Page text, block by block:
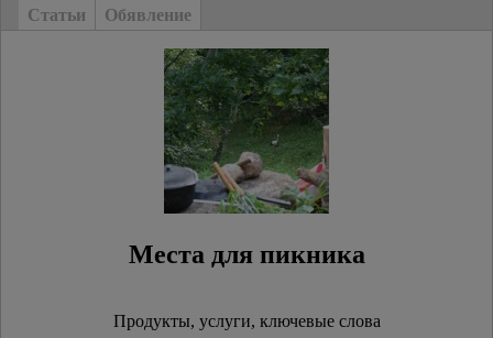
Статьи
Обявление
Места для пикника
Продукты, услуги, ключевые слова